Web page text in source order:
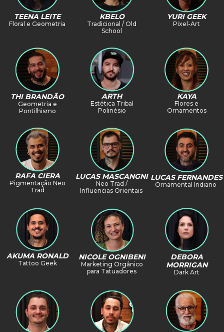
TEENA LEITE
Floral e Geometria
KBELO
Tradicional / Old
School
YURI GEEK
Pixel-Art
THI BRANDÃO
Geometria e
Pontilhismo
ARTH
Estética Tribal
Polinésio
KAYA
Flores e
Ornamentos
RAFA CIERA
Pigmentação Neo
Trad
LUCAS MASCANGNI
Neo Trad /
Influencias Orientais
LUCAS FERNANDES
Ornamental Indiano
AKUMA RONALD
Tattoo Geek
NICOLE OGNIBENI
Marketing Orgânico
para Tatuadores
DEBORA
MORRIGAN
Dark Art